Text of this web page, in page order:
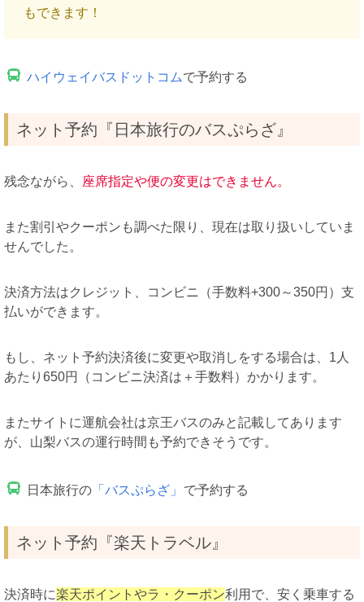
もできます！
ハイウェイバスドットコムで予約する
ネット予約『日本旅行のバスぷらざ』
残念ながら、 座席指定や便の変更はできません。
また割引やクーポンも調べた限り、現在は取り扱いしていま
せんでした。
決済方法はクレジット、コンビニ（手数料+300～350円）支
払いができます。
もし、ネット予約決済後に変更や取消しをする場合は、1人
あたり650円（コンビニ決済は＋手数料）かかります。
またサイトに運航会社は京王バスのみと記載してあります
が、山梨バスの運行時間も予約できそうです。
日本旅行の 「バスぷらざ」 で予約する
ネット予約『楽天トラベル』
決済時に楽天ポイントやラ・クーポン利用で、安く乗車する